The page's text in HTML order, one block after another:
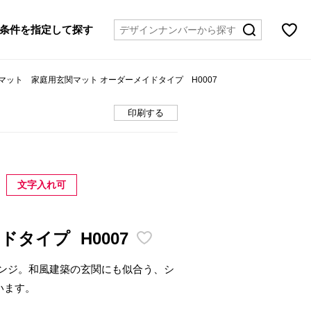
条件を指定して探す
ット 家庭用玄関マット オーダーメイドタイプ H0007
印刷する
文字入れ可
タイプ H0007
ジ。和風建築の玄関にも似合う、シ
す。